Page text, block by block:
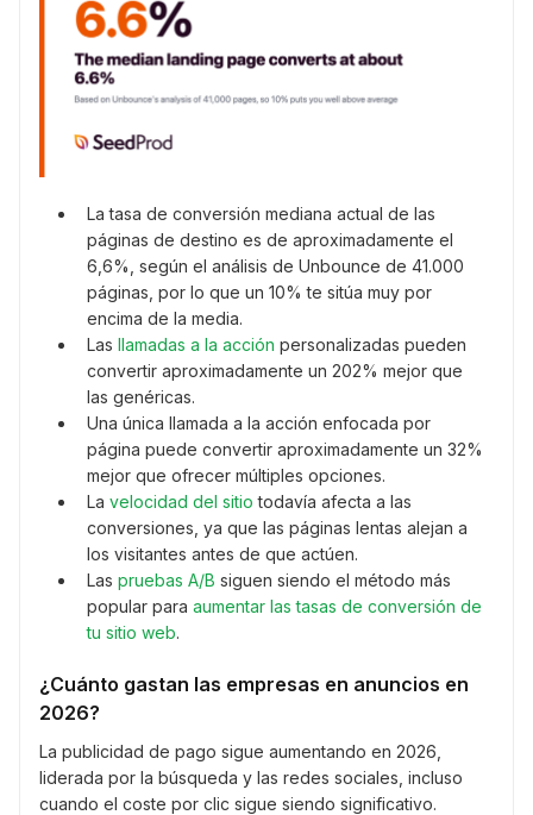
La tasa de conversión mediana actual de las
páginas de destino es de aproximadamente el
6,6%, según el análisis de Unbounce de 41.000
páginas, por lo que un 10% te sitúa muy por
encima de la media.
Las llamadas a la acción personalizadas pueden
convertir aproximadamente un 202% mejor que
las genéricas.
Una única llamada a la acción enfocada por
página puede convertir aproximadamente un 32%
mejor que ofrecer múltiples opciones.
La velocidad del sitio todavía afecta a las
conversiones, ya que las páginas lentas alejan a
los visitantes antes de que actúen.
Las pruebas A/B siguen siendo el método más
popular para aumentar las tasas de conversión de
tu sitio web.
¿Cuánto gastan las empresas en anuncios en
2026?
La publicidad de pago sigue aumentando en 2026,
liderada por la búsqueda y las redes sociales, incluso
cuando el coste por clic sigue siendo significativo.